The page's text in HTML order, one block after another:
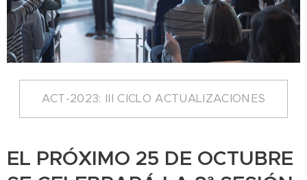
ACT-2023: III CICLO ACTUALIZACIONES
EL PRÓXIMO 25 DE OCTUBRE